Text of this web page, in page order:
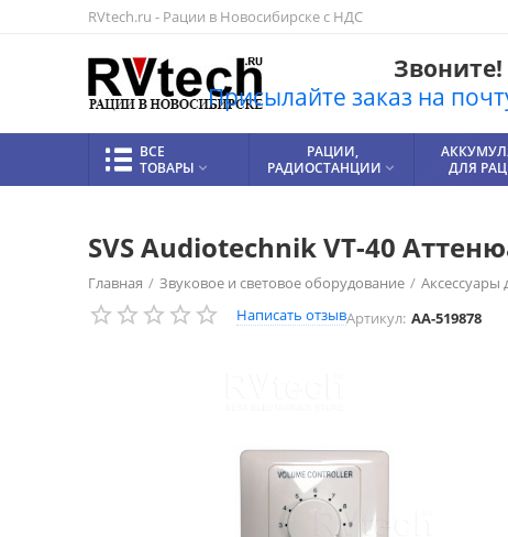
RVtech.ru - Рации в Новосибирске с НДС
Звоните!
Присылайте заказ на
ВСЕ
ТОВАРЫ 
РАЦИИ,
РАДИОСТАНЦИИ 
ДЛЯ
SVS Audiotechnik VT-40
Главная / Звуковое и световое оборудование / Аксессуары
Написать отзывАртикул: AA-519878